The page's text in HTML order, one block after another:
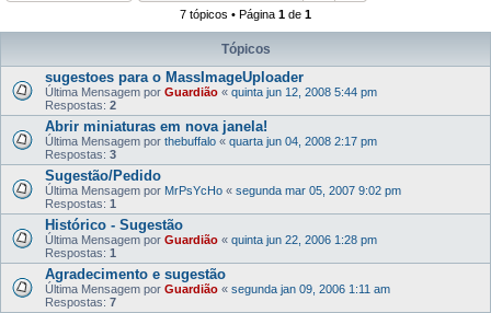
i
7 tópicos • Página 1 de 1
Tópicos
sugestoes para o MassImageUploader
Última Mensagem por Guardião « quinta jun 12, 2008 5:44 pm
Respostas: 2
Abrir miniaturas em nova janela!
Última Mensagem por thebuffalo « quarta jun 04, 2008 2:17 pm
Respostas: 3
Sugestão/Pedido
Última Mensagem por MrPsYcHo « segunda mar 05, 2007 9:02 pm
Respostas: 1
Histórico - Sugestão
Última Mensagem por Guardião « quinta jun 22, 2006 1:28 pm
Respostas: 1
Agradecimento e sugestão
Última Mensagem por Guardião « segunda jan 09, 2006 1:11 am
Respostas: 7